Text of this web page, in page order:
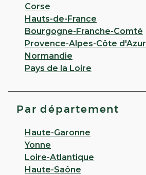
VOIR PLUS
Corse
Hauts-de-France
Bourgogne-Franche-Comté
Provence-Alpes-Côte d'Azur
Normandie
Pays de la Loire
Par département
Haute-Garonne
Yonne
Loire-Atlantique
Haute-Saône